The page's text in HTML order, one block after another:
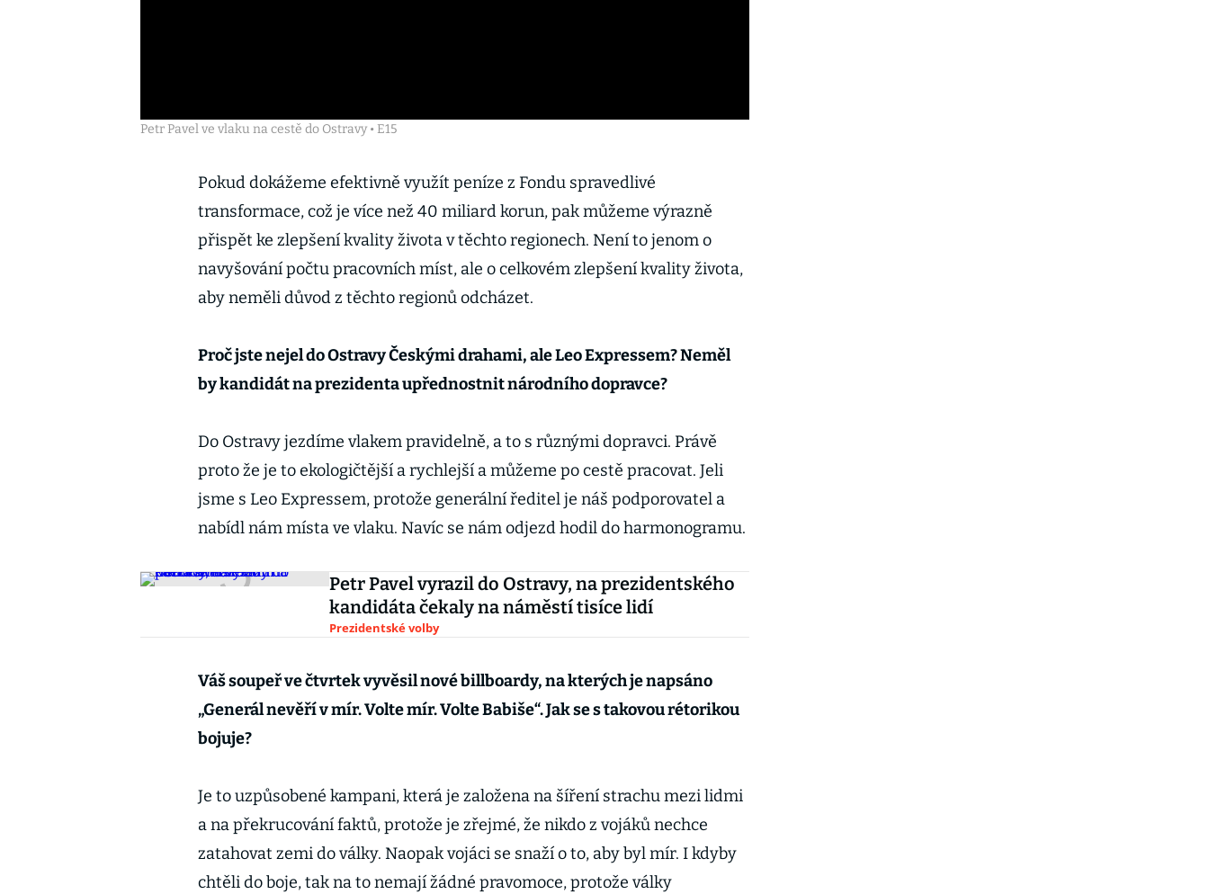
Petr Pavel ve vlaku na cestě do Ostravy • E15
Pokud dokážeme efektivně využít peníze z Fondu spravedlivé
transformace, což je více než 40 miliard korun, pak můžeme výrazně
přispět ke zlepšení kvality života v těchto regionech. Není to jenom o
navyšování počtu pracovních míst, ale o celkovém zlepšení kvality života,
aby neměli důvod z těchto regionů odcházet.
Proč jste nejel do Ostravy Českými drahami, ale Leo Expressem? Neměl
by kandidát na prezidenta upřednostnit národního dopravce?
Do Ostravy jezdíme vlakem pravidelně, a to s různými dopravci. Právě
proto že je to ekologičtější a rychlejší a můžeme po cestě pracovat. Jeli
jsme s Leo Expressem, protože generální ředitel je náš podporovatel a
nabídl nám místa ve vlaku. Navíc se nám odjezd hodil do harmonogramu.
Petr Pavel vyrazil do Ostravy, na prezidentského
kandidáta čekaly na náměstí tisíce lidí
Prezidentské volby
Váš soupeř ve čtvrtek vyvěsil nové billboardy, na kterých je napsáno
„Generál nevěří v mír. Volte mír. Volte Babiše“. Jak se s takovou rétorikou
bojuje?
Je to uzpůsobené kampani, která je založena na šíření strachu mezi lidmi
a na překrucování faktů, protože je zřejmé, že nikdo z vojáků nechce
zatahovat zemi do války. Naopak vojáci se snaží o to, aby byl mír. I kdyby
chtěli do boje, tak na to nemají žádné pravomoce, protože války